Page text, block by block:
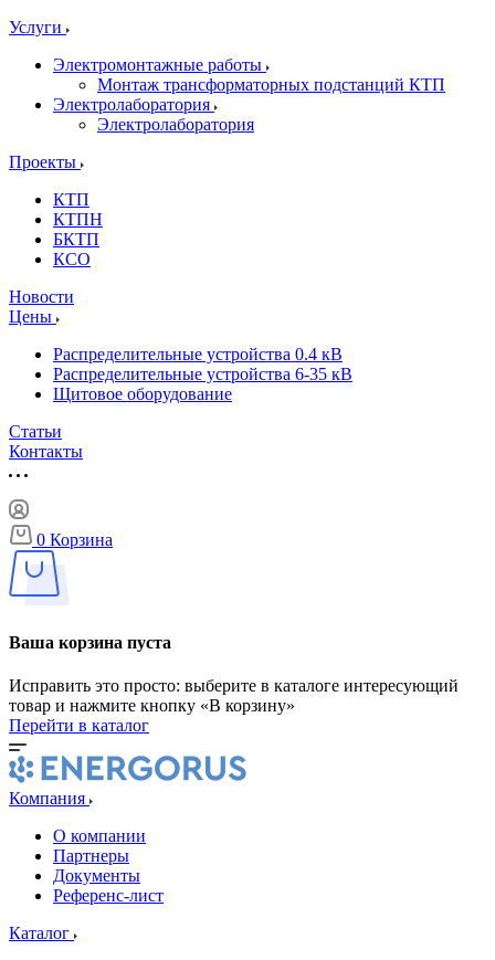
Услуги
Электромонтажные работы
Монтаж трансформаторных подстанций КТП
Электролаборатория
Электролаборатория
Проекты
КТП
КТПН
БКТП
КСО
Новости
Цены
Распределительные устройства 0.4 кВ
Распределительные устройства 6-35 кВ
Щитовое оборудование
Статьи
Контакты
0 Корзина
Ваша корзина пуста
Исправить это просто: выберите в каталоге интересующий
товар и нажмите кнопку «В корзину»
Перейти в каталог
Компания
О компании
Партнеры
Документы
Референс-лист
Каталог